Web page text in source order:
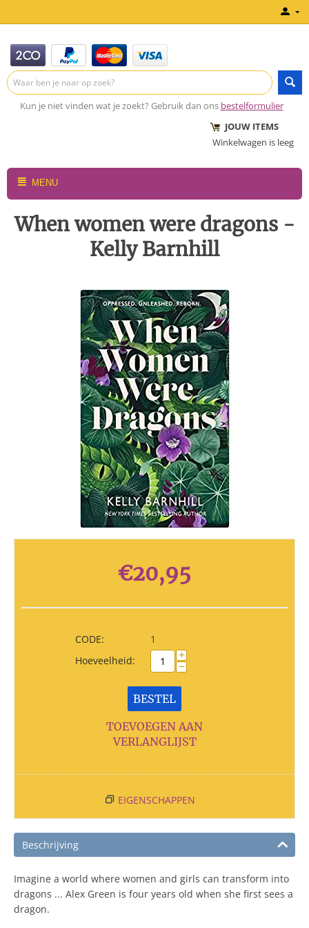
Kun je niet vinden wat je zoekt? Gebruik dan ons bestelformulier
JOUW ITEMS
Winkelwagen is leeg
MENU
When women were dragons -
Kelly Barnhill
€20,95
CODE:
1
Hoeveelheid:
+
−
BESTEL
TOEVOEGEN AAN
VERLANGLIJST
EIGENSCHAPPEN
Beschrijving
Imagine a world where women and girls can transform into
dragons ... Alex Green is four years old when she first sees a
dragon.